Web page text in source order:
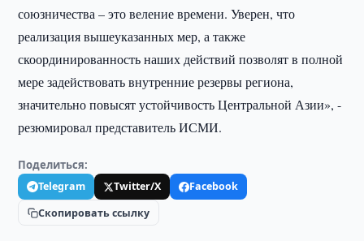
союзничества – это веление времени. Уверен, что
реализация вышеуказанных мер, а также
скоординированность наших действий позволят в полной
мере задействовать внутренние резервы региона,
значительно повысят устойчивость Центральной Азии», -
резюмировал представитель ИСМИ.
Поделиться:
Telegram Twitter/X
Facebook
Скопировать ссылку